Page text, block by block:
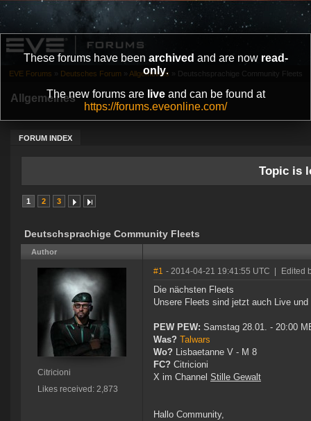
These forums have been archived and are now read-
only.
The new forums are liveand can be found at
https://forums.eveonline.com/
Allgemeines
FORUM INDEX
EVE Forums » Deutsches Forum » Allgemeines » Deutschsprachige Community Fleets
Topic is
1 2 3
Deutschsprachige Community Fleets
Author
Citricioni
Likes received: 2,873
#1 - 2014-04-21 19:41:55 UTC Edited
Die nächsten Fleets
Unsere Fleets sind jetzt auch Live
PEW PEW: Samstag 28.01. - 20:00
Was? Talwars
Wo? Lisbaetanne V - M 8
FC? Citricioni
X im Channel Stille Gewalt
Hallo Community,